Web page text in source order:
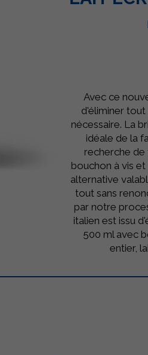
Avec ce
d'éliminer
nécessaire. La
idéale de la
recherche de
bouchon à vis
alternative
tout sans
par notre
italien est issu
500 ml avec
entier,